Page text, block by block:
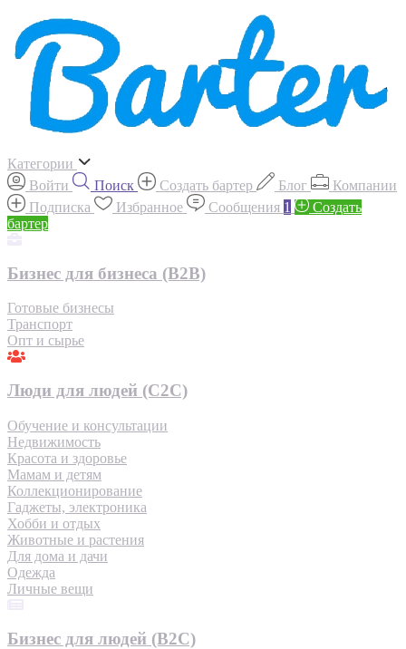
Категории
Войти
Поиск Создать бартер Блог
Компании
Подписка
Избранное Сообщения 1
Создать
бартер
Бизнес для бизнеса (B2B)
Готовые бизнесы
Транспорт
Опт и сырье
Люди для людей (С2С)
Обучение и консультации
Недвижимость
Красота и здоровье
Мамам и детям
Коллекционирование
Гаджеты, электроника
Хобби и отдых
Животные и растения
Для дома и дачи
Одежда
Личные вещи
Бизнес для людей (B2C)